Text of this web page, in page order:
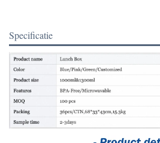
Specificatie